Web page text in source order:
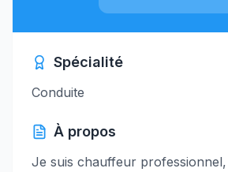
Spécialité
Conduite
À propos
Je suis chauffeur